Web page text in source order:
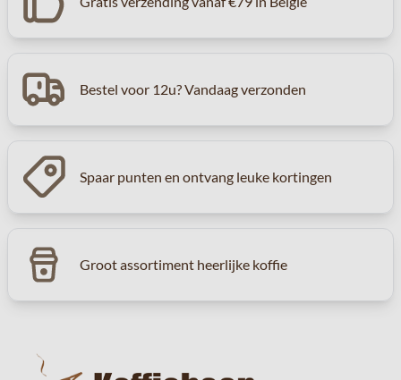
Bestel voor 12u? Vandaag verzonden
Spaar punten en ontvang leuke kortingen
Groot assortiment heerlijke koffie